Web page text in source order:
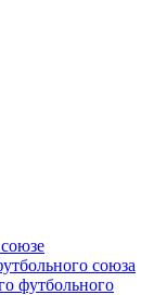
союза
футбольного